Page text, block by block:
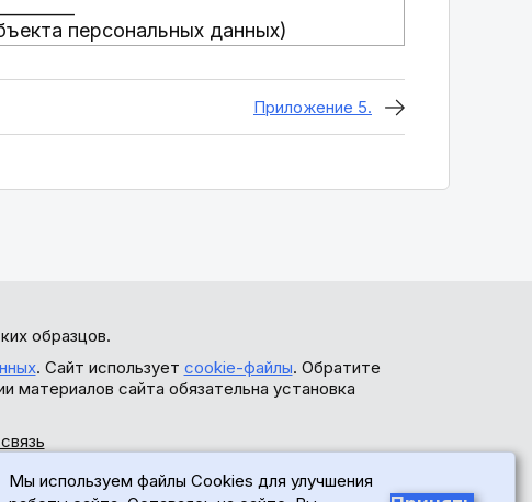
персональных данных)
Приложение 5.
образцов.
. Сайт использует cookie-файлы. Обратите
сайта обязательна установка
Мы используем файлы Cookies для улучшения